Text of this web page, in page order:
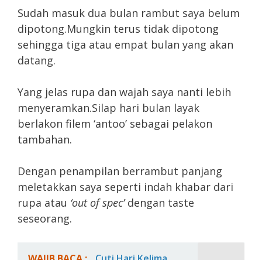
Sudah masuk dua bulan rambut saya belum
dipotong.Mungkin terus tidak dipotong
sehingga tiga atau empat bulan yang akan
datang.
Yang jelas rupa dan wajah saya nanti lebih
menyeramkan.Silap hari bulan layak
berlakon filem ‘antoo’ sebagai pelakon
tambahan.
Dengan penampilan berrambut panjang
meletakkan saya seperti indah khabar dari
rupa atau ‘out of spec’dengan taste
seseorang.